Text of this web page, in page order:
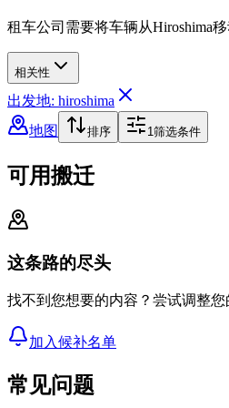
租车公司需要将车辆从Hiroshima
相关性
出发地: hiroshima
地图
排序 1筛选条件
可用搬迁
这条路的尽头
找不到您想要的内容？尝试调整
加入候补名单
常见问题